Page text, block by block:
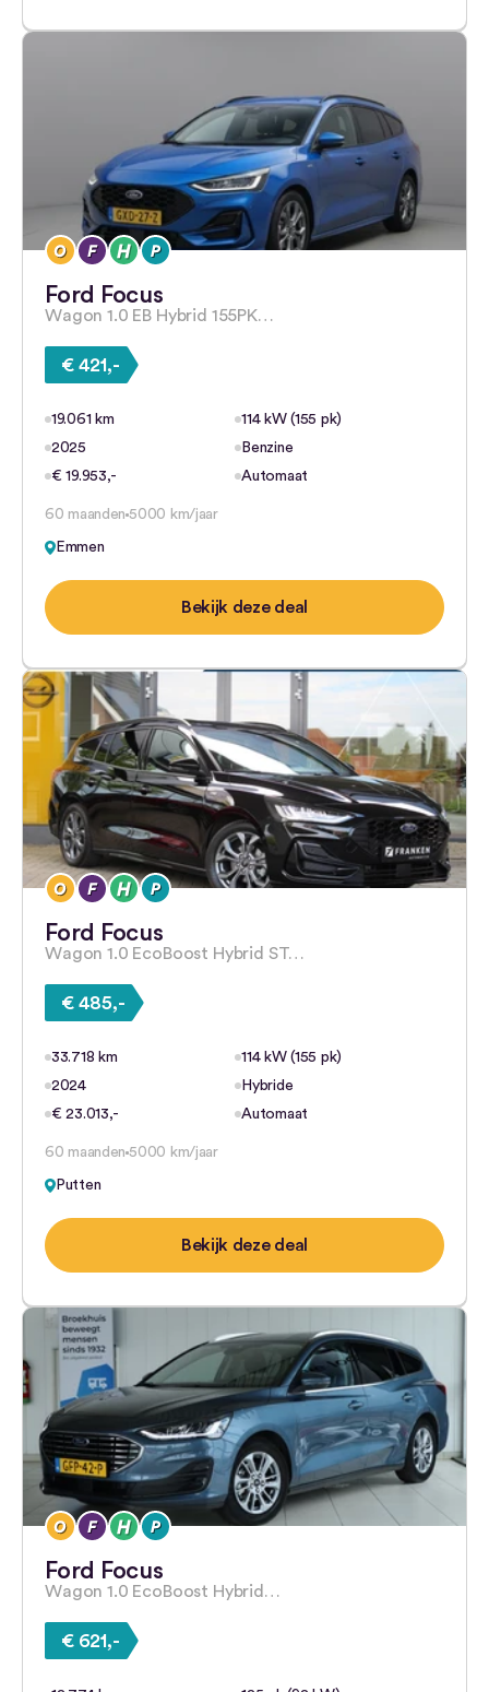
Ford Focus
Wagon 1.0 EB Hybrid 155PK…
€ 421,-
19.061 km
114 kW (155 pk)
2025
Benzine
€ 19.953,-
Automaat
60 maanden 5000 km/jaar
Emmen
Bekijk deze deal
Ford Focus
Wagon 1.0 EcoBoost Hybrid ST…
€ 485,-
33.718 km
114 kW (155 pk)
2024
Hybride
€ 23.013,-
Automaat
60 maanden 5000 km/jaar
Putten
Bekijk deze deal
Ford Focus
Wagon 1.0 EcoBoost Hybrid…
€ 621,-